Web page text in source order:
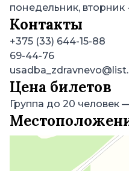
понедельник, вторник
Контакты
+375 (33) 644-15-88
69-44-76
Цена билетов
Группа до 20 человек